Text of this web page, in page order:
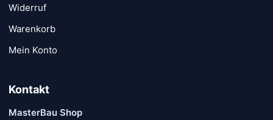
Widerruf
Warenkorb
Mein Konto
Kontakt
MasterBau Shop